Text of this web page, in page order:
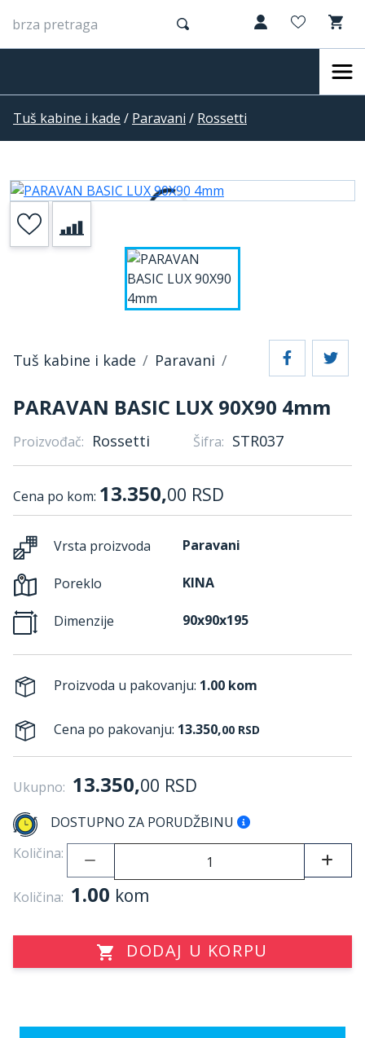
Tuš kabine i kade / Paravani / Rossetti
Tuš kabine i kade Paravani
PARAVAN BASIC LUX 90X90 4mm
Proizvođač: Rossetti Šifra: STR037
Cena po kom: 13.350,00 RSD
Vrsta proizvoda Paravani
Poreklo KINA
Dimenzije 90x90x195
Proizvoda u pakovanju: 1.00 kom
Cena po pakovanju: 13.350,00 RSD
Ukupno: 13.350,00 RSD
DOSTUPNO ZA PORUDŽBINU
Količina:
Količina: 1.00 kom
DODAJ U KORPU